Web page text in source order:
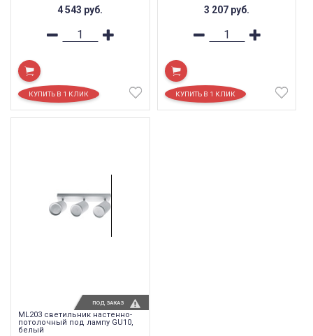
4 543 руб. 3 207 руб.
ML203 светильник настенно-
потолочный под лампу GU10,
белый
ПОД ЗАКАЗ